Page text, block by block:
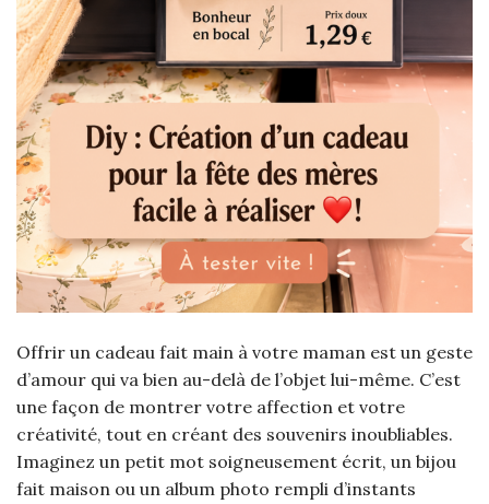
Offrir un cadeau fait main à votre maman est un geste
d’amour qui va bien au-delà de l’objet lui-même. C’est
une façon de montrer votre affection et votre
créativité, tout en créant des souvenirs inoubliables.
Imaginez un petit mot soigneusement écrit, un bijou
fait maison ou un album photo rempli d’instants